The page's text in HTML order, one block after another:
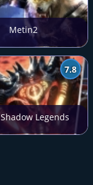
Metin2
7.8
Legends